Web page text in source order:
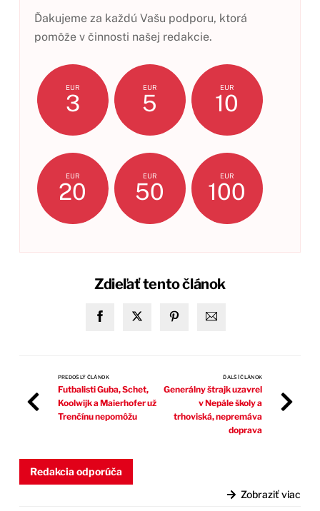
Ďakujeme za každú Vašu podporu, ktorá
pomôže v činnosti našej redakcie.
EUR
3
EUR
5
EUR
10
EUR
20
EUR
50
EUR
100
Zdieľať tento článok
PREDOŠLÝ ČLÁNOK
Futbalisti Guba, Schet,
Koolwijk a Maierhofer už
Trenčínu nepomôžu
ĎALŠÍ ČLÁNOK
Generálny štrajk uzavrel
v Nepále školy a
trhoviská, nepremáva
doprava
Redakcia odporúča
Zobraziť viac